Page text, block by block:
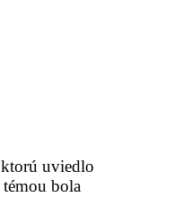
uviedlo
bola